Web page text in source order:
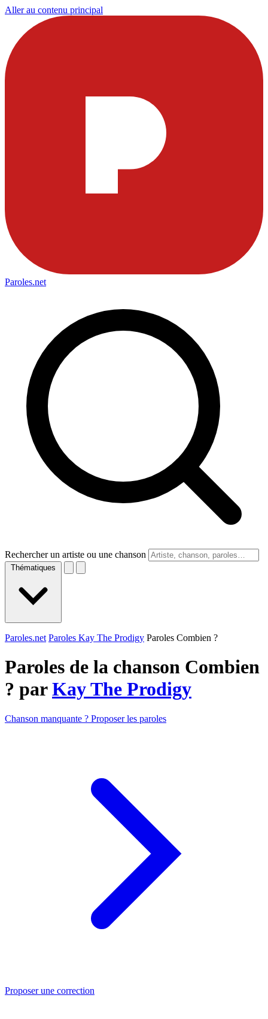
Aller au contenu principal
Paroles.net
Rechercher un artiste ou une chanson
Thématiques
Paroles.net Paroles Kay The Prodigy Paroles Combien ?
Paroles de la chanson Combien
? parKay The Prodigy
Chanson manquante ? Proposer les paroles
Proposer une correction